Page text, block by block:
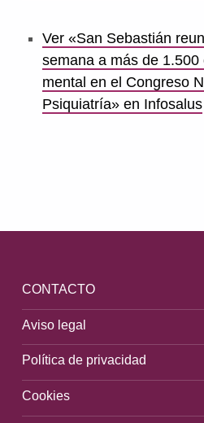
Ver «San Sebastián
semana a más de
mental en el Congreso
Psiquiatría» en Infosalus
CONTACTO
Aviso legal
Política de privacidad
Cookies